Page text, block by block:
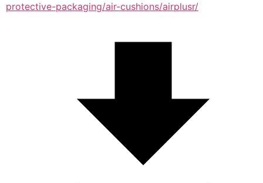
protective-packaging/air-cushions/airplusr/